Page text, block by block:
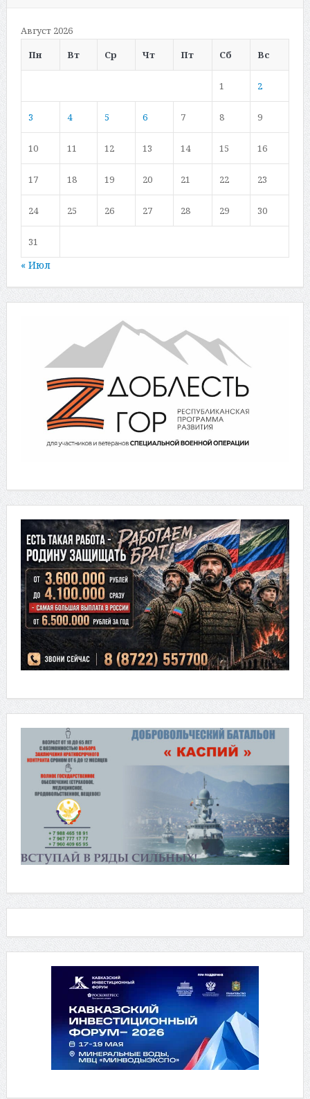
Август 2026
Пн
Вт Ср Чт Пт Сб Вс
1 2
3 4 5 6 7 8 9
10 11 12 13 14 15 16
17 18 19 20 21 22 23
24 25 26 27 28 29 30
31
« Июл